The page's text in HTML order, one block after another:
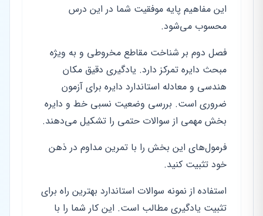
این مفاهیم پایه موفقیت شما در این درس
محسوب می‌شود.
فصل دوم بر شناخت مقاطع مخروطی و به ویژه
مبحث دایره تمرکز دارد. یادگیری دقیق مکان
هندسی و معادله استاندارد دایره برای آزمون
ضروری است. بررسی وضعیت نسبی خط و دایره
بخش مهمی از سوالات حتمی را تشکیل می‌دهند.
فرمول‌های این بخش را با تمرین مداوم در ذهن
خود تثبیت کنید.
استفاده از نمونه سوالات استاندارد بهترین راه برای
تثبیت یادگیری مطالب است. این کار شما را با